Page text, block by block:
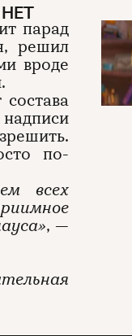
парад
решил
вроде
по-
всех
, —